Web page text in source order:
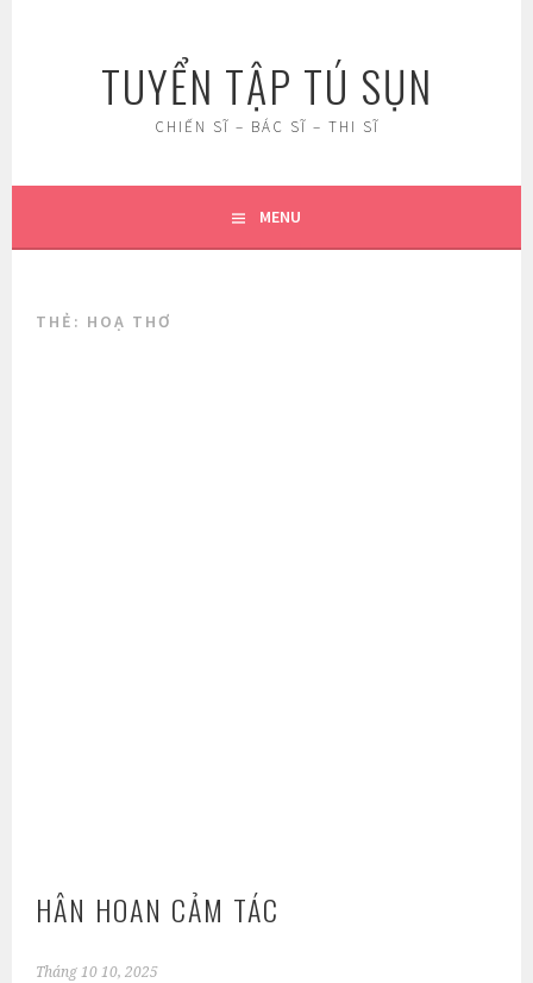
TUYỂN TẬP TÚ SỤN
CHIẾN SĨ – BÁC SĨ – THI SĨ
MENU
THẺ: HOẠ THƠ
HÂN HOAN CẢM TÁC
Tháng 10 10, 2025